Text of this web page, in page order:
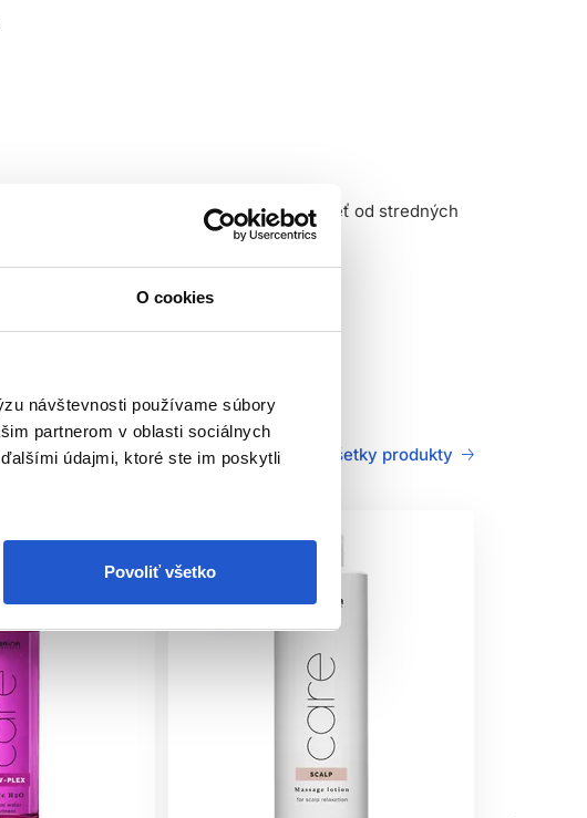
O cookies
návštevnosti používame súbory
partnerom v oblasti sociálnych
údajmi, ktoré ste im poskytli
Povoliť všetko
Snažte sa sérum rovnomerne rozprestrieť od stredných
môžete rovno prejsť k stylingu.
Penetraitt alebomaskou
Všetky produkty